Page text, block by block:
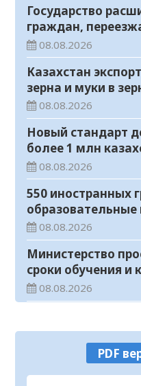
Государство
граждан,
регионы для
08.08.2026
Казахстан
зерна и муки в
08.08.2026
Новый стандарт
более 1 млн
телемедицинские
08.08.2026
550 иностранных
образовательные
Казахстане
08.08.2026
Министерство
сроки обучения и
учебный год
08.08.2026
08.08.2026
У граждан
выборов в
PDF